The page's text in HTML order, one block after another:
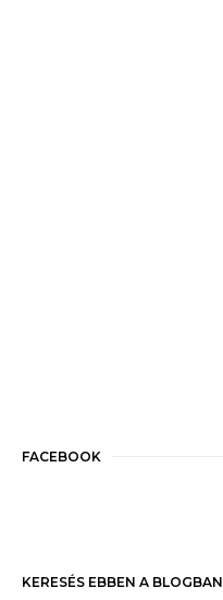
FACEBOOK
KERESÉS EBBEN A BLOGBAN